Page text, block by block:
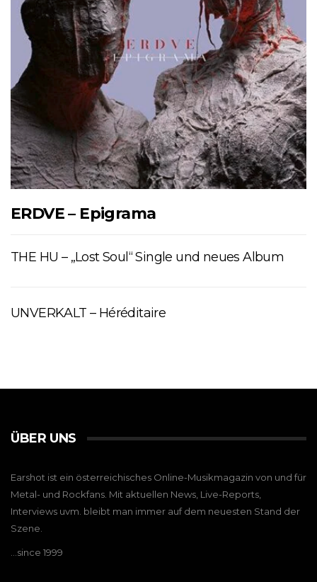
ERDVE – Epigrama
THE HU – „Lost Soul“ Single und neues Album
UNVERKALT – Héréditaire
ÜBER UNS
Earshot ist ein österreichisches Online-Musikmagazin von und für
Metal- und Rockfans. Mit aktuellen News, Live-Reports,
Interviews uvm. bleibt man immer auf dem neuesten Stand der
Szene.
…since 1999